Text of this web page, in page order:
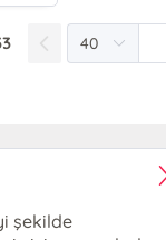
Kitabevi
Lara Sineması
şekilde